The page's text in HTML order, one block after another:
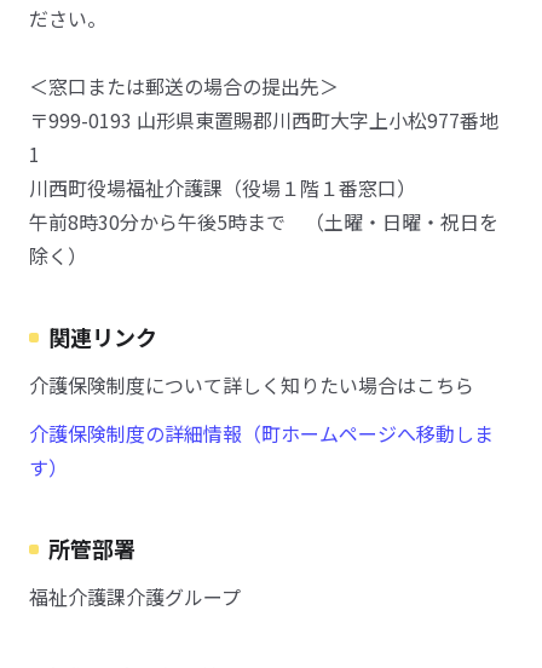
ださい。
＜窓口または郵送の場合の提出先＞
〒999-0193 山形県東置賜郡川西町大字上小松977番地
1
川西町役場福祉介護課（役場１階１番窓口）
午前8時30分から午後5時まで （土曜・日曜・祝日を
除く）
関連リンク
介護保険制度について詳しく知りたい場合はこちら
介護保険制度の詳細情報（町ホームページへ移動しま
す）
所管部署
福祉介護課介護グループ